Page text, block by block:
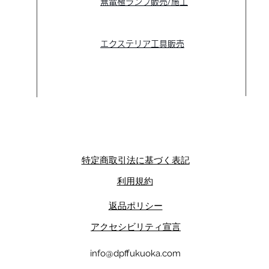
・無電極ランプ販売/施工
・エクステリア工具販売
特定商取引法に基づく表記
​利用規約
​返品ポリシー
​アクセシビリティ宣言
info@dpffukuoka.com